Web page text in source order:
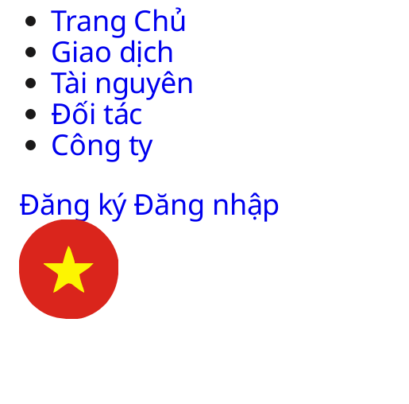
Trang Chủ
Giao dịch
Tài nguyên
Đối tác
Công ty
Đăng ký Đăng nhập